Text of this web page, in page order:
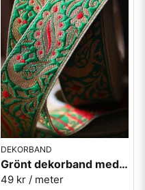
DEKORBAND
Grönt dekorband med påfåglar - 3cm
49 kr / meter